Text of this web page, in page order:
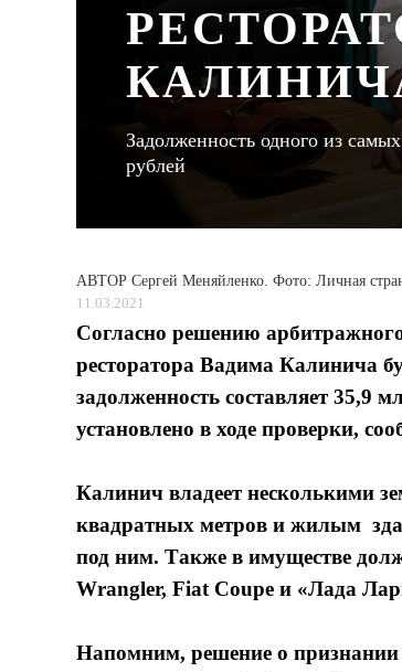
Задолженность одного из
рублей
АВТОР Сергей Меняйленко. Фото: Личная
11.03.2021
Согласно решению
ресторатора Вадима Калинича
задолженность составляет 35,9
установлено в ходе проверки,
Калинич владеет несколькими
квадратных метров и жилым
под ним. Также в имуществе
Wrangler, Fiat Coupe и «Лада
Напомним, решение о